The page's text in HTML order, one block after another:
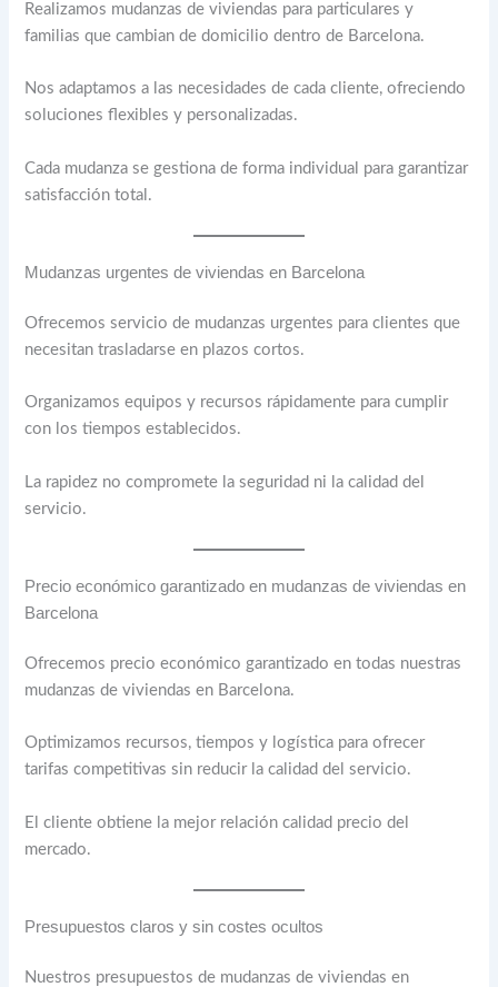
Realizamos mudanzas de viviendas para particulares y
familias que cambian de domicilio dentro de Barcelona.
Nos adaptamos a las necesidades de cada cliente, ofreciendo
soluciones flexibles y personalizadas.
Cada mudanza se gestiona de forma individual para garantizar
satisfacción total.
Mudanzas urgentes de viviendas en Barcelona
Ofrecemos servicio de mudanzas urgentes para clientes que
necesitan trasladarse en plazos cortos.
Organizamos equipos y recursos rápidamente para cumplir
con los tiempos establecidos.
La rapidez no compromete la seguridad ni la calidad del
servicio.
Precio económico garantizado en mudanzas de viviendas en
Barcelona
Ofrecemos precio económico garantizado en todas nuestras
mudanzas de viviendas en Barcelona.
Optimizamos recursos, tiempos y logística para ofrecer
tarifas competitivas sin reducir la calidad del servicio.
El cliente obtiene la mejor relación calidad precio del
mercado.
Presupuestos claros y sin costes ocultos
Nuestros presupuestos de mudanzas de viviendas en